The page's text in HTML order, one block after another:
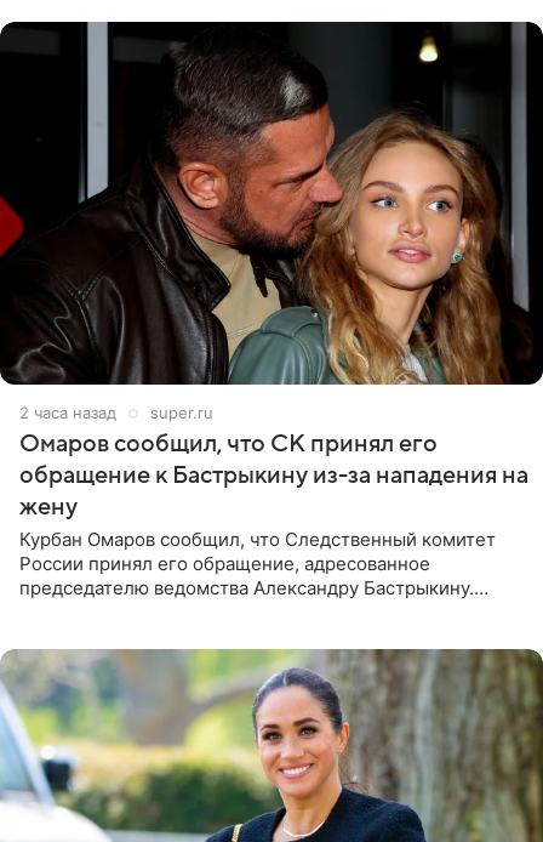
2 часа назад super.ru
Омаров сообщил, что СК принял его
обращение к Бастрыкину из-за нападения на
жену
Курбан Омаров сообщил, что Следственный комитет
России принял его обращение, адресованное
председателю ведомства Александру Бастрыкину.